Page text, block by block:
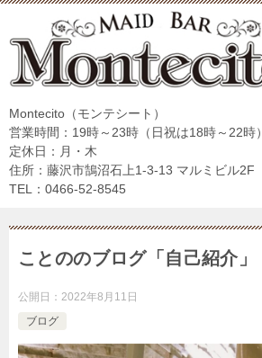
Montecito（モンテシート）
営業時間：19時～23時（日祝は18時～22時）
定休日：月・木
住所：藤沢市鵠沼石上1-3-13 マルミビル2F
TEL：0466-52-8545
ことののブログ「自己紹介」
公開日： 2022年8月11日
ブログ